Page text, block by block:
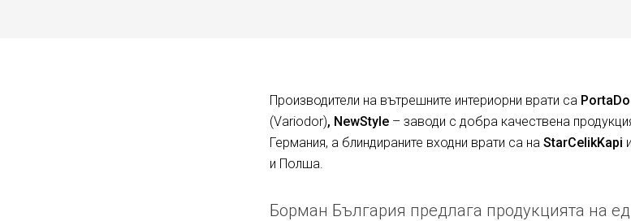
Производители на вътрешните интериорни врати са
(Variodor), NewStyle– заводи с добра качествена
Германия, а блиндираните входни врати са на StarCelikKapi
и Полша.
Борман България предлага продукцията на